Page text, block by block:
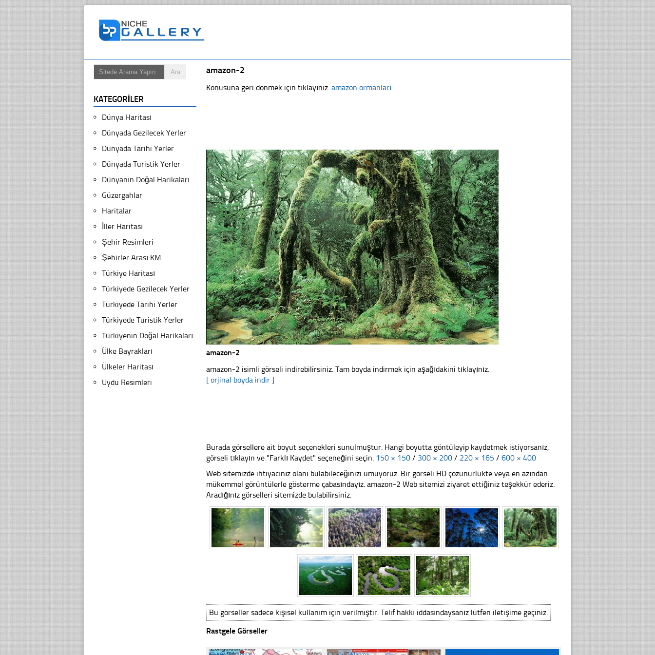
amazon-2
Konusuna geri dönmek için tıklayınız.amazon ormanları
amazon-2
amazon-2 isimli görseli indirebilirsiniz. Tam boyda indirmek için aşağıdakini tıklayınız.
[ orjinal boyda indir ]
Burada görsellere ait boyut seçenekleri sunulmuştur. Hangi boyutta göntüleyip kaydetmek istiyorsanız,
görseli tıklayın ve "Farklı Kaydet" seçeneğini seçin. 150 × 150 / 300 × 200 / 220 × 165 / 600 × 400
Web sitemizde ihtiyacınız olanı bulabileceğinizi umuyoruz. Bir görseli HD çözünürlükte veya en azından
mükemmel görüntülerle gösterme çabasındayız. amazon-2 Web sitemizi ziyaret ettiğiniz teşekkür ederiz.
Aradığınız görselleri sitemizde bulabilirsiniz.
Bu görseller sadece kişisel kullanım için verilmiştir. Telif hakkı iddasındaysanız lütfen iletişime geçiniz.
Rastgele Görseller
KATEGORILER
Dünya Haritası
Dünyada Gezilecek Yerler
Dünyada Tarihi Yerler
Dünyada Turistik Yerler
Dünyanın Doğal Harikaları
Güzergahlar
Haritalar
İller Haritası
Şehir Resimleri
Şehirler Arası KM
Türkiye Haritası
Türkiyede Gezilecek Yerler
Türkiyede Tarihi Yerler
Türkiyede Turistik Yerler
Türkiyenin Doğal Harikaları
Ülke Bayrakları
Ülkeler Haritası
Uydu Resimleri